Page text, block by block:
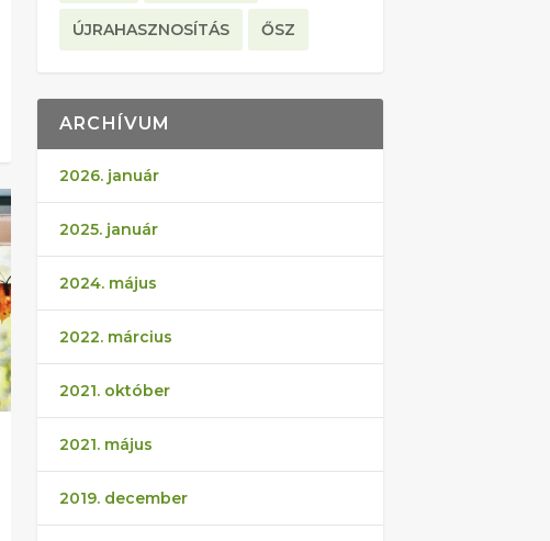
ÚJRAHASZNOSÍTÁS ŐSZ
ARCHÍVUM
2026. január
2025. január
2024. május
2022. március
2021. október
2021. május
2019. december